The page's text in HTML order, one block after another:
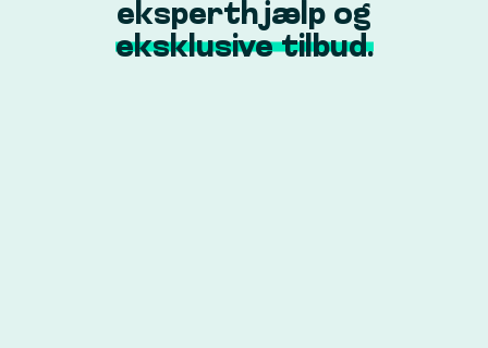
Ring til os:
+45 70 60 55 90
eksperthjælp og
eksklusive tilbud.